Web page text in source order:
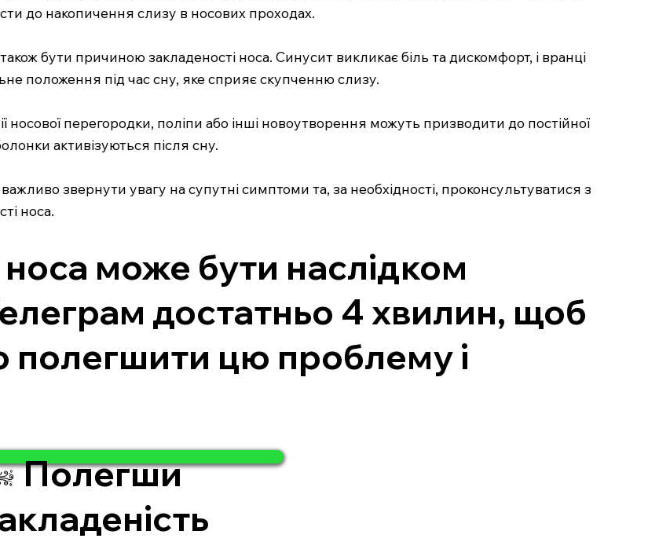
до накопичення слизу в носових проходах.
бути причиною закладеності носа. Синусит викликає біль та дискомфорт, і вранці
положення під час сну, яке сприяє скупченню слизу.
носової перегородки, поліпи або інші новоутворення можуть призводити до постійної
активізуються після сну.
звернути увагу на супутні симптоми та, за необхідності, проконсультуватися з
носа.
носа може бути наслідком
достатньо 4 хвилин, щоб
полегшити цю проблему і
Полегши